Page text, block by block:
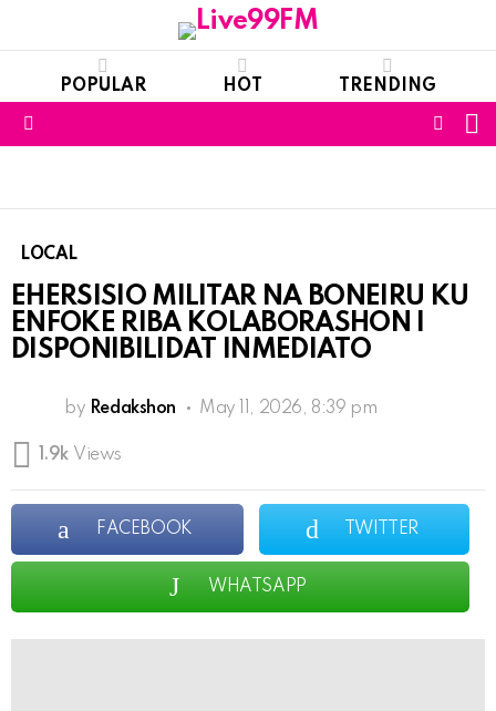
POPULAR HOT TRENDING
LOCAL
EHERSISIO MILITAR NA BONEIRU KU
ENFOKE RIBA KOLABORASHON I
DISPONIBILIDAT INMEDIATO
by Redakshon May 11, 2026, 8:39 pm
1.9k Views
FACEBOOK TWITTER
WHATSAPP